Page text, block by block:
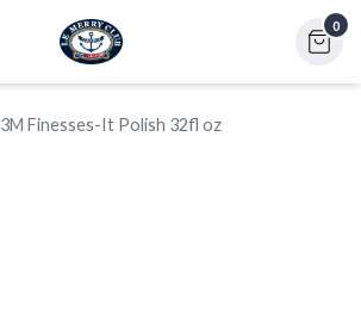
0
3M Finesses-It Polish 32fl oz